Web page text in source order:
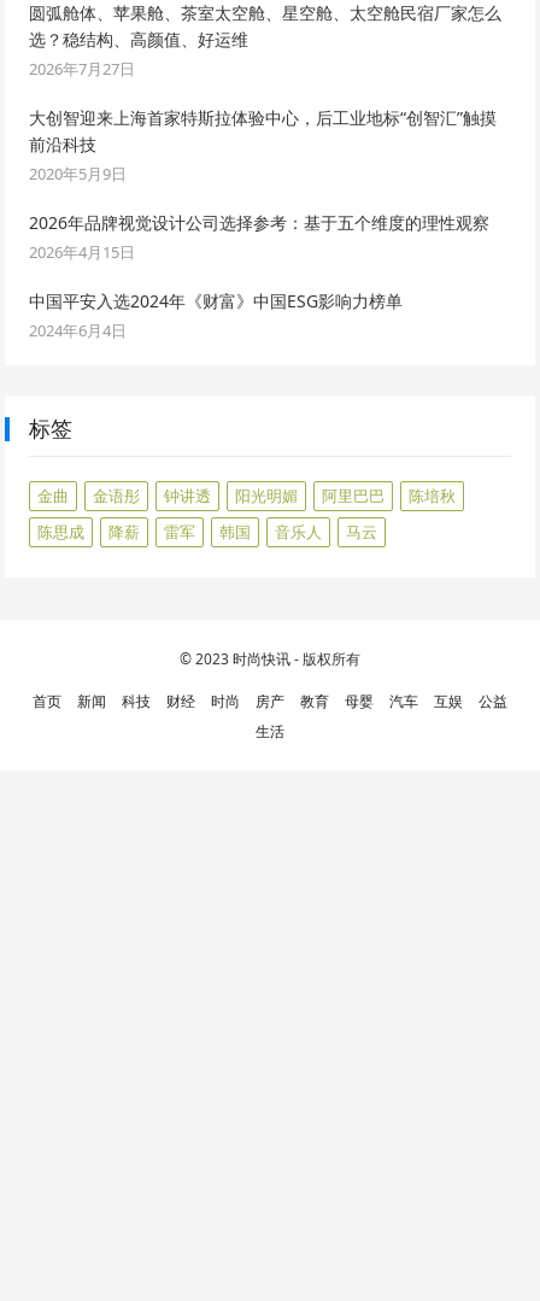
圆弧舱体、苹果舱、茶室太空舱、星空舱、太空舱民宿厂家怎么
选？稳结构、高颜值、好运维
2026年7月27日
大创智迎来上海首家特斯拉体验中心，后工业地标“创智汇”触摸
前沿科技
2020年5月9日
2026年品牌视觉设计公司选择参考：基于五个维度的理性观察
2026年4月15日
中国平安入选2024年《财富》中国ESG影响力榜单
2024年6月4日
标签
金曲 金语彤 钟讲透 阳光明媚 阿里巴巴
陈培秋
陈思成
降薪 雷军 韩国 音乐人 马云
© 2023时尚快讯- 版权所有
首页 新闻 科技 财经 时尚 房产 教育 母婴 汽车 互娱
公益
生活